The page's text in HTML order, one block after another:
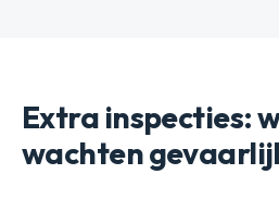
Extra inspecties:
wachten